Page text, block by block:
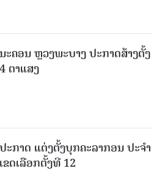
ນະຄອນ ຫຼວງພະບາງ ປະ​ກາດ​ສ້າງ​ຕັ້ງ
4 ຕາແສງ
ປະກາດ ແຕ່ງຕັ້ງບຸກຄະລາກອນ ປະຈໍາ
ເຂດເລືອກຕັ້ງທີ 12